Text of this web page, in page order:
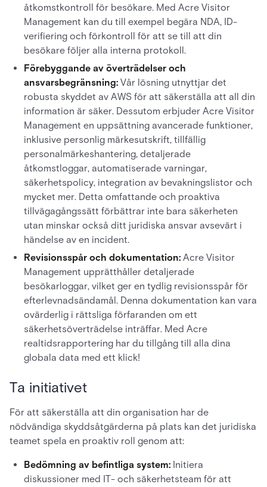
åtkomstkontroll för besökare. Med Acre Visitor
Management kan du till exempel begära NDA, ID-
verifiering och förkontroll för att se till att din
besökare följer alla interna protokoll.
Förebyggande av överträdelser och
ansvarsbegränsning: Vår lösning utnyttjar det
robusta skyddet av AWS för att säkerställa att all din
information är säker. Dessutom erbjuder Acre Visitor
Management en uppsättning avancerade funktioner,
inklusive personlig märkesutskrift, tillfällig
personalmärkeshantering, detaljerade
åtkomstloggar, automatiserade varningar,
säkerhetspolicy, integration av bevakningslistor och
mycket mer. Detta omfattande och proaktiva
tillvägagångssätt förbättrar inte bara säkerheten
utan minskar också ditt juridiska ansvar avsevärt i
händelse av en incident.
Revisionsspår och dokumentation: Acre Visitor
Management upprätthåller detaljerade
besökarloggar, vilket ger en tydlig revisionsspår för
efterlevnadsändamål. Denna dokumentation kan vara
ovärderlig i rättsliga förfaranden om ett
säkerhetsöverträdelse inträffar. Med Acre
realtidsrapportering har du tillgång till alla dina
globala data med ett klick!
Ta initiativet
För att säkerställa att din organisation har de
nödvändiga skyddsåtgärderna på plats kan det juridiska
teamet spela en proaktiv roll genom att:
Bedömning av befintliga system: Initiera
diskussioner med IT- och säkerhetsteam för att